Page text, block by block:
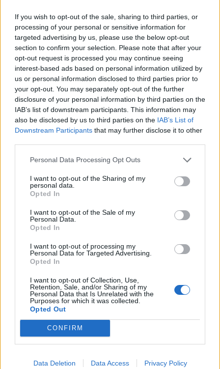
If you wish to opt-out of the sale, sharing to third parties, or
processing of your personal or sensitive information for
targeted advertising by us, please use the below opt-out
section to confirm your selection. Please note that after your
opt-out request is processed you may continue seeing
interest-based ads based on personal information utilized by
us or personal information disclosed to third parties prior to
your opt-out. You may separately opt-out of the further
disclosure of your personal information by third parties on the
IAB’s list of downstream participants. This information may
also be disclosed by us to third parties on the IAB’s List of
Downstream Participants that may further disclose it to other
Personal Data Processing Opt Outs
I want to opt-out of the Sharing of my
personal data.
Opted In
I want to opt-out of the Sale of my
Personal Data.
Opted In
I want to opt-out of processing my
Personal Data for Targeted Advertising.
Opted In
I want to opt-out of Collection, Use,
Retention, Sale, and/or Sharing of my
Personal Data that Is Unrelated with the
Purposes for which it was collected.
Opted Out
CONFIRM
Data Deletion Data Access Privacy Policy
— Jinek (@Jinek_RTL)March 30, 2020
Ajax Feyenoord PSV
Ajax ziet kans schoon: strijd om Van Rooij barst
los
Hart gaf de doorslag': Ouazane verkiest Marokko
boven Oranje
Dit verdient Dusan Tadic bij NEC: salaris en
koopoptie van 22 miljoen
sokken na blunder met tenues
appartement op Amsterdamse Zuidas
Ajax: 'Hier gaan fans van genieten'
Resterend oefenprogramma Ajax: waar zijn de